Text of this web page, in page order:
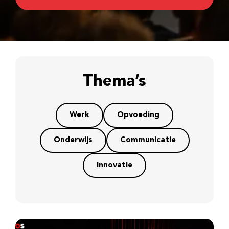
Thema’s
Werk Opvoeding
Onderwijs Communicatie
Innovatie